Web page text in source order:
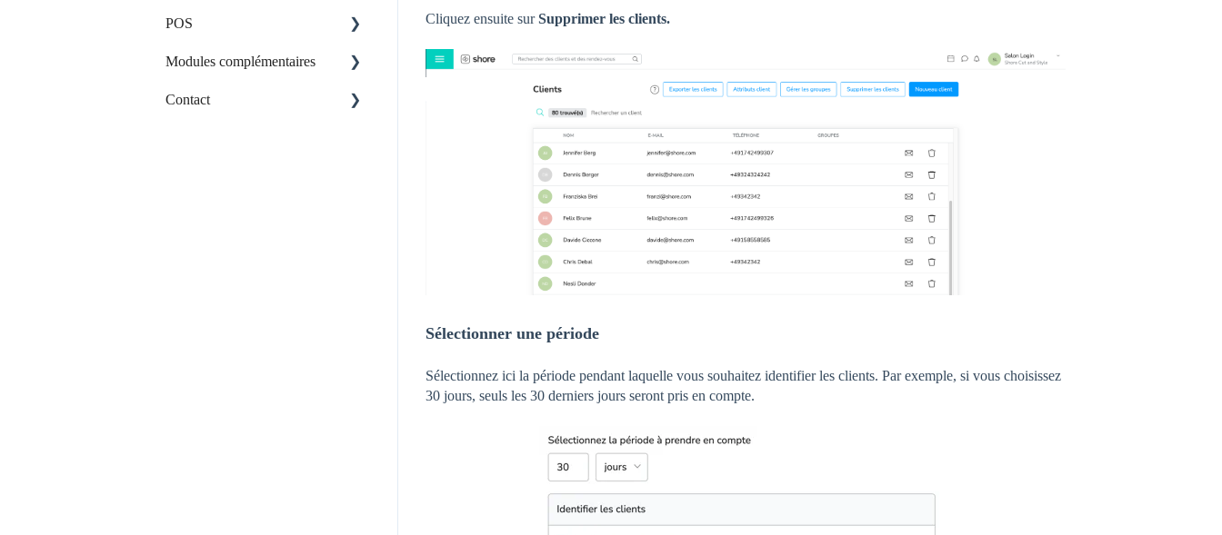
Cliquez ensuite surSupprimer les clients.
Sélectionner une période
Sélectionnez ici la période pendant laquelle vous souhaitez identifier les clients. Par exemple, si vous choisissez
30 jours, seuls les 30 derniers jours seront pris en compte.
POS
Le matériel
Modules complémentaires
Application web
Contact